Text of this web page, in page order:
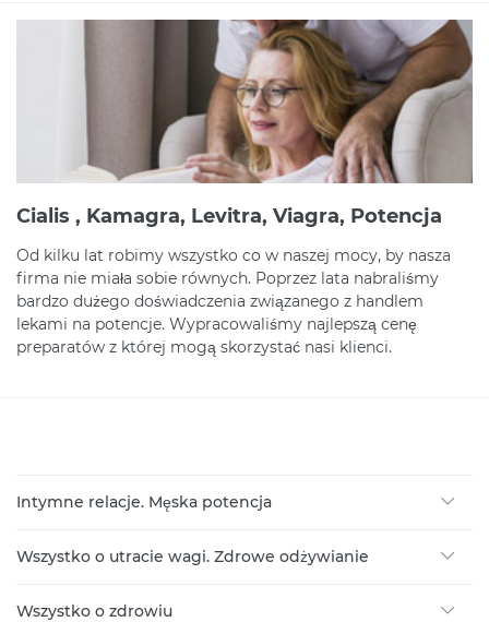
Cialis , Kamagra, Levitra, Viagra, Potencja
Od kilku lat robimy wszystko co w naszej mocy, by nasza
firma nie miała sobie równych. Poprzez lata nabraliśmy
bardzo dużego doświadczenia związanego z handlem
lekami na potencje. Wypracowaliśmy najlepszą cenę
preparatów z której mogą skorzystać nasi klienci.
Intymne relacje. Męska potencja
Wszystko o utracie wagi. Zdrowe odżywianie
Wszystko o zdrowiu